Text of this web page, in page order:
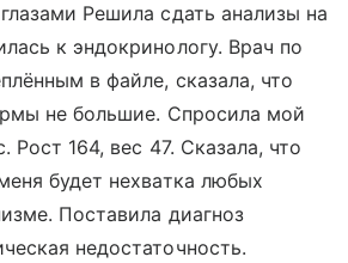
Решила сдать анализы на
к эндокринологу. Врач по
в файле, сказала, что
не большие. Спросила мой
Рост 164, вес 47. Сказала, что
будет нехватка любых
Поставила диагноз
недостаточность.